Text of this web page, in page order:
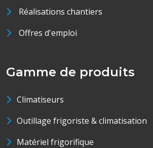
Réalisations chantiers
Offres d'emploi
Gamme de produits
Climatiseurs
Outillage frigoriste & climatisation
Matériel frigorifique